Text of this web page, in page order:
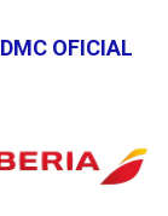
DMC OFICIAL